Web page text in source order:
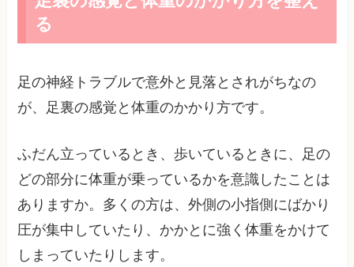
る
足の神経トラブルで意外と見落とされがちなの
が、足裏の感覚と体重のかかり方です。
ふだん立っているとき、歩いているときに、足の
どの部分に体重が乗っているかを意識したことは
ありますか。多くの方は、外側の小指側にばかり
圧が集中していたり、かかとに強く体重をかけて
しまっていたりします。